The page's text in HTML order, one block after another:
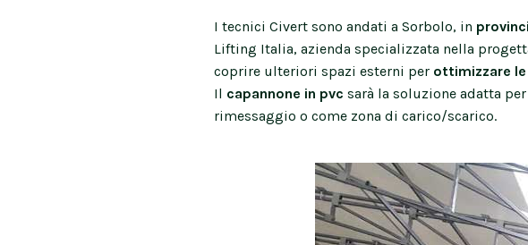
I tecnici Civert sono andati a Sorbolo, in
Lifting Italia, azienda specializzata nella
coprire ulteriori spazi esterni per ottimizzare
Il capannone in pvc sarà la soluzione adatta
rimessaggio o come zona di carico/scarico.